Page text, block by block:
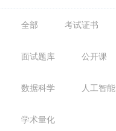
全部 考试证书
面试题库 公开课
数据科学 人工智能
学术量化